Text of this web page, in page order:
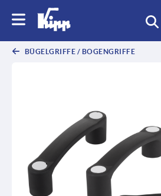
BÜGELGRIFFE / BOGENGRIFFE